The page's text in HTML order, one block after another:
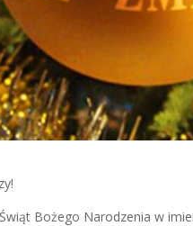
Bożego Narodzenia w